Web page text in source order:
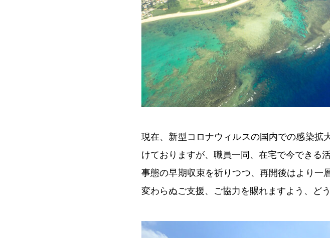
現在、新型コロナウィルスの国内での感染拡
けておりますが、職員一同、在宅で今できる
事態の早期収束を祈りつつ、再開後はより一
変わらぬご支援、ご協力を賜れますよう、ど